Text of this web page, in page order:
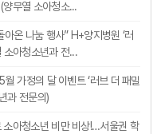
양무열 소아청소...
온 나눔 행사” H+양지병원 ‘러
소아청소년과 전...
가정의 달 이벤트 ‘러브 더 패밀
과 전문의)
소아청소년 비만 비상!…서울권 학